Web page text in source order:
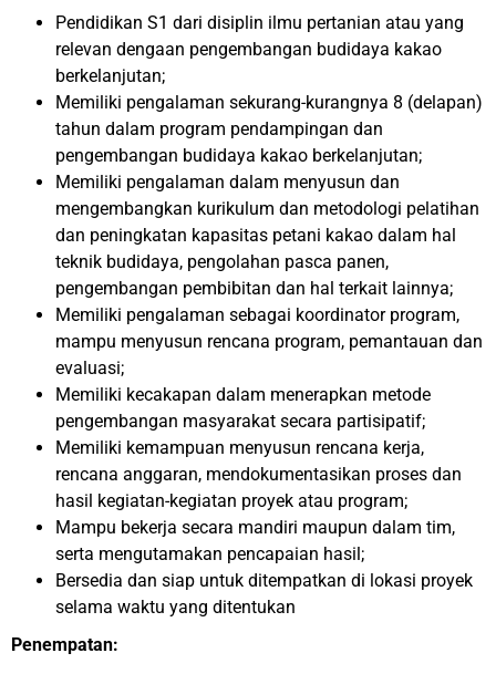
Pendidikan S1 dari disiplin ilmu pertanian atau yang
relevan dengaan pengembangan budidaya kakao
berkelanjutan;
Memiliki pengalaman sekurang-kurangnya 8 (delapan)
tahun dalam program pendampingan dan
pengembangan budidaya kakao berkelanjutan;
Memiliki pengalaman dalam menyusun dan
mengembangkan kurikulum dan metodologi pelatihan
dan peningkatan kapasitas petani kakao dalam hal
teknik budidaya, pengolahan pasca panen,
pengembangan pembibitan dan hal terkait lainnya;
Memiliki pengalaman sebagai koordinator program,
mampu menyusun rencana program, pemantauan dan
evaluasi;
Memiliki kecakapan dalam menerapkan metode
pengembangan masyarakat secara partisipatif;
Memiliki kemampuan menyusun rencana kerja,
rencana anggaran, mendokumentasikan proses dan
hasil kegiatan-kegiatan proyek atau program;
Mampu bekerja secara mandiri maupun dalam tim,
serta mengutamakan pencapaian hasil;
Bersedia dan siap untuk ditempatkan di lokasi proyek
selama waktu yang ditentukan
Penempatan: